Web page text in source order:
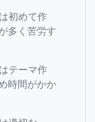
初めて作
多く苦労す
テーマ作
時間がかか